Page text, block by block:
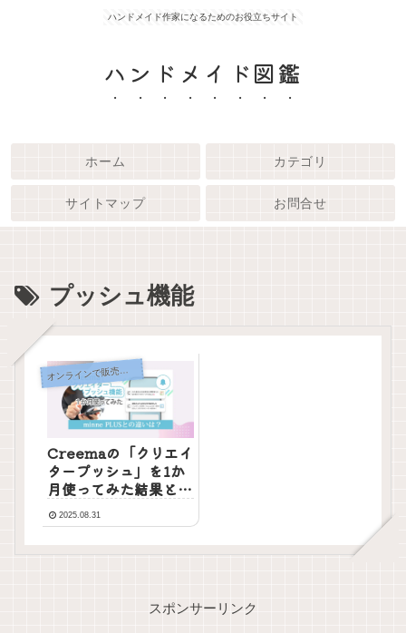
ハンドメイド作家になるためのお役立ちサイト
ハンドメイド図鑑
ホーム カテゴリ
サイトマップ お問合せ
プッシュ機能
オ
ンラインで販売する
Creemaの「クリエイ
タープッシュ」を1か
月使ってみた結果と
minne PLUSとの違
い2025.08.31
スポンサーリンク